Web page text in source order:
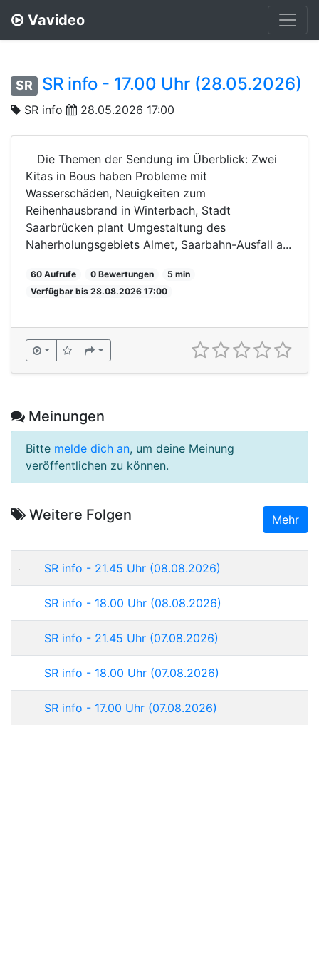
Vavideo
SR SR info - 17.00 Uhr (28.05.2026)
SR info 28.05.2026 17:00
Die Themen der Sendung im Überblick: Zwei
Kitas in Bous haben Probleme mit
Wasserschäden, Neuigkeiten zum
Reihenhausbrand in Winterbach, Stadt
Saarbrücken plant Umgestaltung des
Naherholungsgebiets Almet, Saarbahn-Ausfall a...
60 Aufrufe 0 Bewertungen
5 min
Verfügbar bis 28.08.2026 17:00
Meinungen
Bitte melde dich an, um deine Meinung
veröffentlichen zu können.
Weitere Folgen Mehr
SR info - 21.45 Uhr (08.08.2026)
SR info - 18.00 Uhr (08.08.2026)
SR info - 21.45 Uhr (07.08.2026)
SR info - 18.00 Uhr (07.08.2026)
SR info - 17.00 Uhr (07.08.2026)